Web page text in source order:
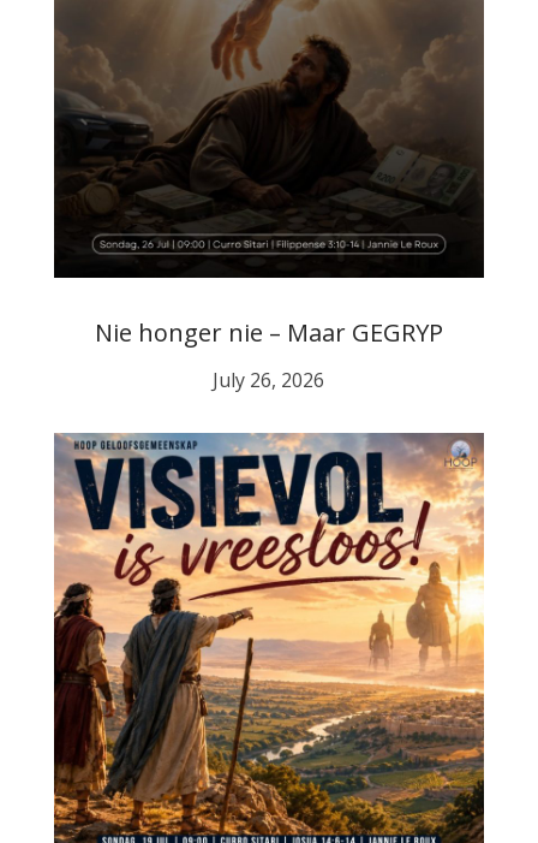
Nie honger nie – Maar GEGRYP
July 26, 2026